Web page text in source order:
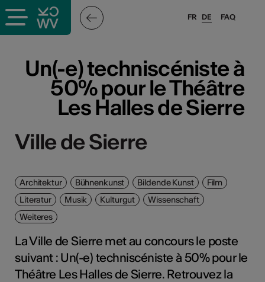
FAQ
FR DE
Un(-e) techniscéniste à
50% pour le Théâtre
Les Halles de Sierre
Ville de Sierre
Architektur Bühnenkunst Bildende Kunst
Film
Literatur
Musik Kulturgut
Wissenschaft
Weiteres
La Ville de Sierre met au concours le poste
suivant : Un(-e) techniscéniste à 50% pour le
Théâtre Les Halles de Sierre. Retrouvez la